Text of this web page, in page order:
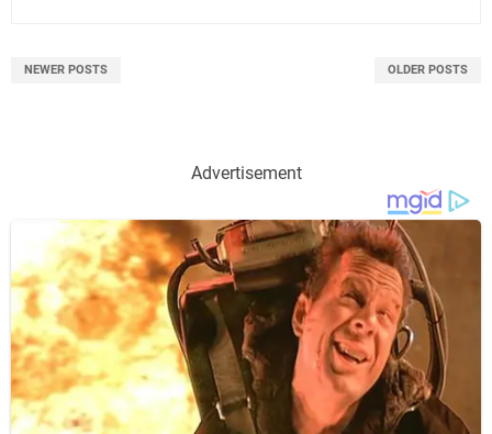
NEWER POSTS OLDER POSTS
Advertisement